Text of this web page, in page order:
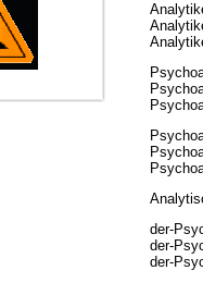
der-
der-
der-